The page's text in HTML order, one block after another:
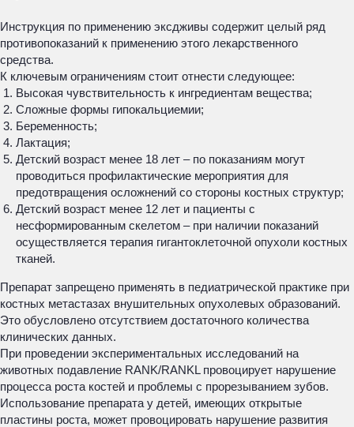
Инструкция по применению эксдживы содержит целый ряд
противопоказаний к применению этого лекарственного
средства.
К ключевым ограничениям стоит отнести следующее:
Высокая чувствительность к ингредиентам вещества;
Сложные формы гипокальциемии;
Беременность;
Лактация;
Детский возраст менее 18 лет – по показаниям могут
проводиться профилактические мероприятия для
предотвращения осложнений со стороны костных структур;
Детский возраст менее 12 лет и пациенты с
несформированным скелетом – при наличии показаний
осуществляется терапия гигантоклеточной опухоли костных
тканей.
Препарат запрещено применять в педиатрической практике при
костных метастазах внушительных опухолевых образований.
Это обусловлено отсутствием достаточного количества
клинических данных.
При проведении экспериментальных исследований на
животных подавление RANK/RANKL провоцирует нарушение
процесса роста костей и проблемы с прорезыванием зубов.
Использование препарата у детей, имеющих открытые
пластины роста, может провоцировать нарушение развития